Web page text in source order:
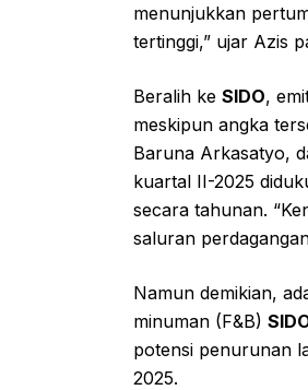
menunjukkan
tertinggi,” ujar Azis
Beralih ke SIDO,
meskipun angka
Baruna Arkasatyo,
kuartal II-2025
secara tahunan.
saluran
Namun demikian,
minuman (F&B)
potensi penurunan
2025.